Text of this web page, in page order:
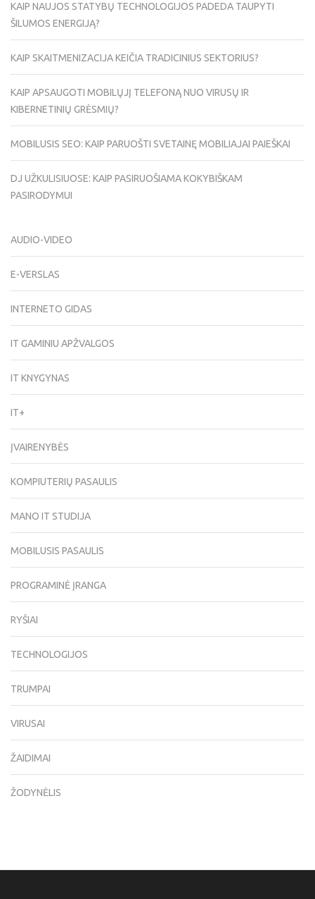
KAIP NAUJOS STATYBŲ TECHNOLOGIJOS PADEDA TAUPYTI
ŠILUMOS ENERGIJĄ?
KAIP SKAITMENIZACIJA KEIČIA TRADICINIUS SEKTORIUS?
KAIP APSAUGOTI MOBILŲJĮ TELEFONĄ NUO VIRUSŲ IR
KIBERNETINIŲ GRĖSMIŲ?
MOBILUSIS SEO: KAIP PARUOŠTI SVETAINĘ MOBILIAJAI PAIEŠKAI
DJ UŽKULISIUOSE: KAIP PASIRUOŠIAMA KOKYBIŠKAM
PASIRODYMUI
AUDIO-VIDEO
E-VERSLAS
INTERNETO GIDAS
IT GAMINIU APŽVALGOS
IT KNYGYNAS
IT+
ĮVAIRENYBĖS
KOMPIUTERIŲ PASAULIS
MANO IT STUDIJA
MOBILUSIS PASAULIS
PROGRAMINĖ ĮRANGA
RYŠIAI
TECHNOLOGIJOS
TRUMPAI
VIRUSAI
ŽAIDIMAI
ŽODYNĖLIS